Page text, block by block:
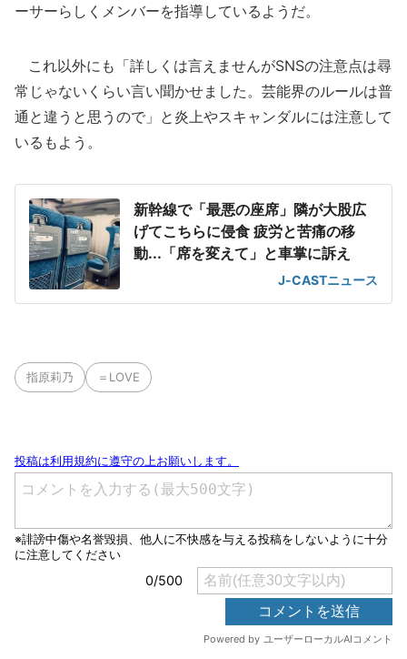
ーサーらしくメンバーを指導しているようだ。
これ以外にも「詳しくは言えませんがSNSの注意点は尋
常じゃないくらい言い聞かせました。芸能界のルールは普
通と違うと思うので」と炎上やスキャンダルには注意して
いるもよう。
新幹線で「最悪の座席」隣が大股広
げてこちらに侵食 疲労と苦痛の移
動...「席を変えて」と車掌に訴え
J-CASTニュース
指原莉乃 ＝LOVE